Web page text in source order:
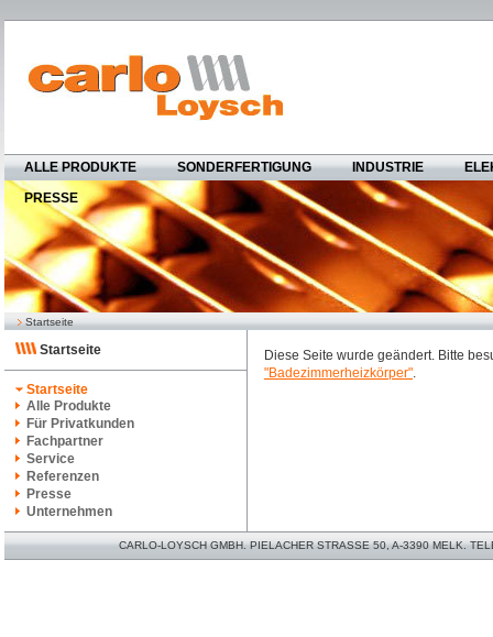
ALLE PRODUKTE SONDERFERTIGUNG INDUSTRIE
PRESSE
Startseite
Startseite
Startseite
Alle Produkte
Für Privatkunden
Fachpartner
Service
Referenzen
Presse
Unternehmen
Diese Seite wurde geändert. Bitte
"Badezimmerheizkörper".
CARLO-LOYSCH GMBH. PIELACHER STRASSE 50, A-3390 MELK.